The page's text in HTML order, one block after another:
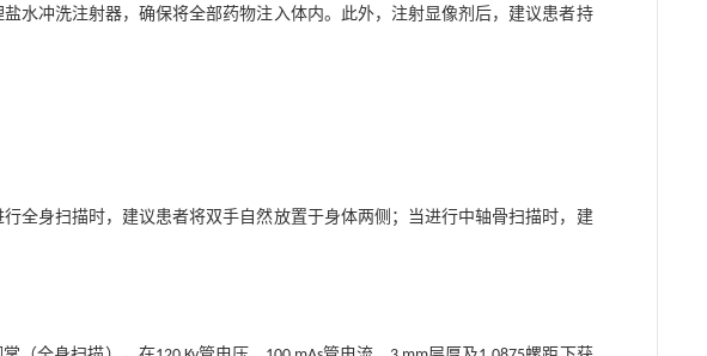
水冲洗注射器，确保将全部药物注入体内。此外，注射显像剂后，建议患者持
全身扫描时，建议患者将双手自然放置于身体两侧；当进行中轴骨扫描时，建